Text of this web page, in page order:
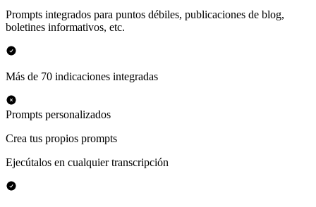
Prompts integrados para puntos débiles, publicaciones de blog,
boletines informativos, etc.
Más de 70 indicaciones integradas
Prompts personalizados
Crea tus propios prompts
Ejecútalos en cualquier transcripción